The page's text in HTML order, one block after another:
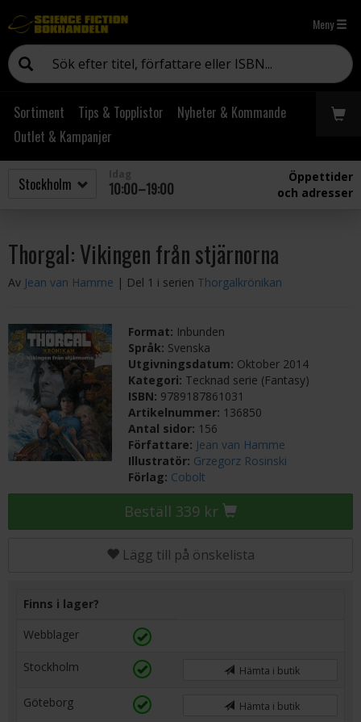
Meny
Sortiment Tips & Topplistor
Nyheter & Kommande
Outlet & Kampanjer
10:00–19:00
Öppettider
och adresser
Thorgal: Vikingen från stjärnorna
Av Jean van Hamme | Del 1 i serien Thorgalkrönikan
Format: Inbunden
Språk: Svenska
Utgivningsdatum: Oktober 2014
Kategori: Tecknad serie (Fantasy)
ISBN: 9789187861031
Artikelnummer: 136850
Antal sidor: 156
Författare: Jean van Hamme
Illustratör: Grzegorz Rosinski
Förlag: Cobolt
Beställ 339 kr
Lägg till på önskelista
Finns i lager?
Webblager
Stockholm Hämta i butik
Göteborg Hämta i butik